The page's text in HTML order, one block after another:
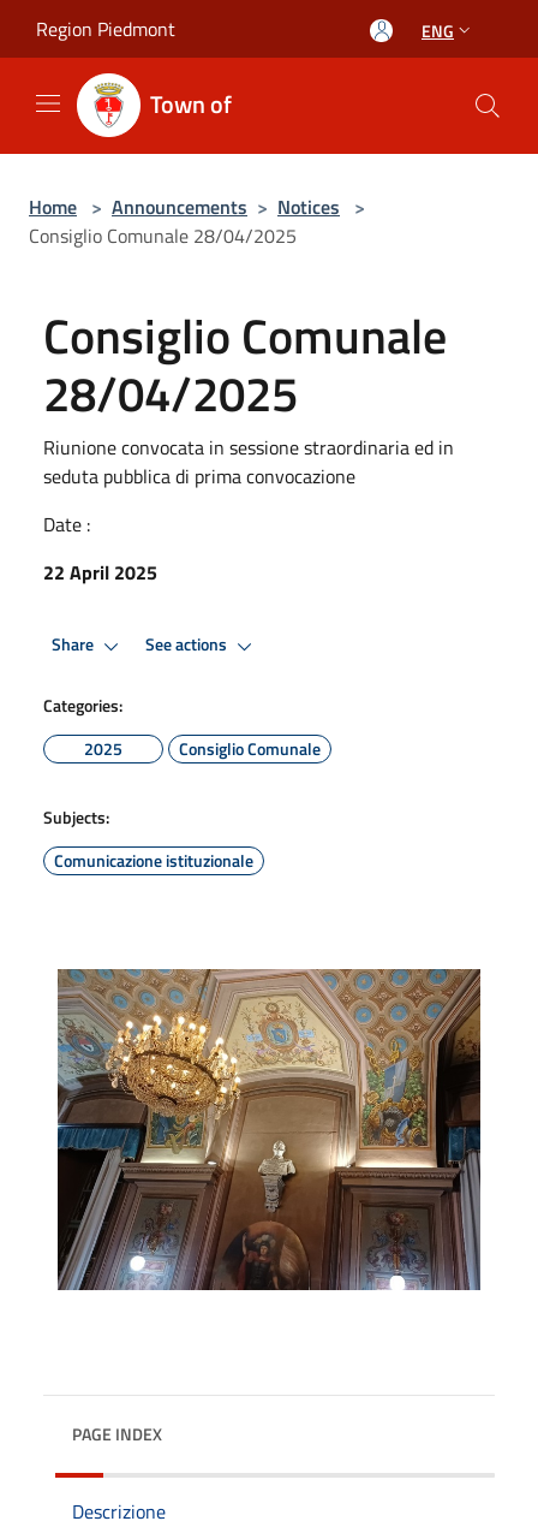
Region Piedmont ENG
Town of
Home > Announcements > Notices >
Consiglio Comunale 28/04/2025
Consiglio Comunale
28/04/2025
Riunione convocata in sessione straordinaria ed in
seduta pubblica di prima convocazione
Date :
22 April 2025
Share See actions
Categories:
2025
Consiglio Comunale
Subjects:
Comunicazione istituzionale
PAGE INDEX
Descrizione